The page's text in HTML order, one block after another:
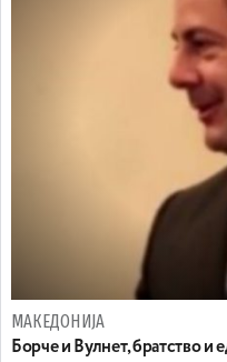
МАКЕДОНИЈА
Борче и Вулнет, братство и